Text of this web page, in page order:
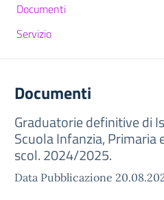
Documenti
Servizio
Documenti
Graduatorie definitive di
Scuola Infanzia, Primaria
scol. 2024/2025.
Data Pubblicazione